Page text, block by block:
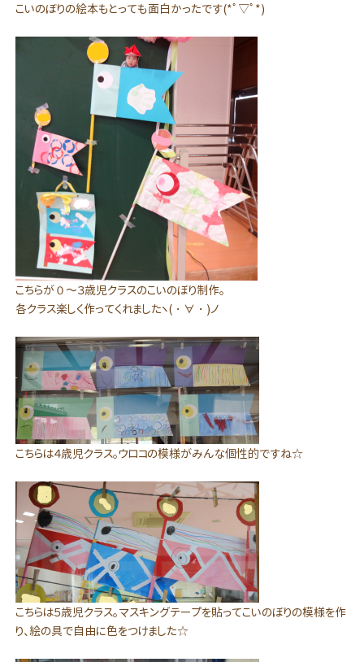
こいのぼりの絵本もとっても面白かったです(*ﾟ▽ﾟ*)
こちらが０～３歳児クラスのこいのぼり制作。
各クラス楽しく作ってくれましたヽ(・∀・)ノ
こちらは４歳児クラス。ウロコの模様がみんな個性的ですね☆
こちらは５歳児クラス。マスキングテープを貼ってこいのぼりの模様を作
り、絵の具で自由に色をつけました☆